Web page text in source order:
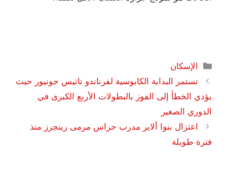
التصنيفات
الإسكان
تستمر البداية الكابوسية لفرناندو تاتيس جونيور حيث
يؤدي الخطأ إلى الفوز بالبطولات الأربع الكبرى في
الدوري الصغير
اعتزال بنوا ألاير مدرب حراس مرمى رينجرز منذ
فترة طويلة